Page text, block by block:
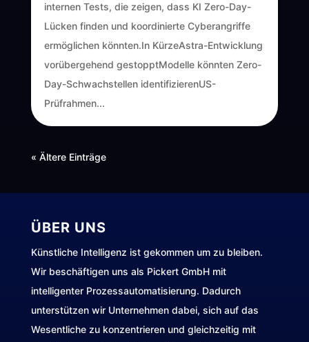
internen Tests, die zeigen, dass KI Zero-Day-
Lücken finden und koordinierte Cyberangriffe
ermöglichen könnten.In KürzeAstra-Entwicklung
vorübergehend gestopptModelle könnten Zero-
Day-Schwachstellen identifizierenUS-
Prüfrahmen...
« Ältere Einträge
ÜBER UNS
Künstliche Intelligenz ist gekommen um zu bleiben.
Wir beschäftigen uns als Pickert GmbH mit
intelligenter Prozessautomatisierung. Dadurch
unterstützen wir Unternehmen dabei, sich auf das
Wesentliche zu konzentrieren und gleichzeitig mit